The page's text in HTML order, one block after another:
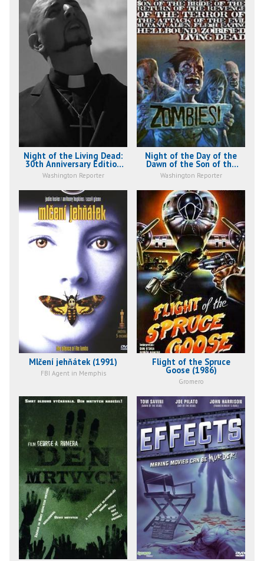
Night of the Living Dead:
30th Anniversary Edition
(1999)
Washington Reporter
Night of the Day of the
Dawn of the Son of the
Bride of the Return of the
Terror (1991)
Washington Reporter
Mlčení jehňátek (1991)
FBI Agent in Memphis
Flight of the Spruce
Goose (1986)
Gromero